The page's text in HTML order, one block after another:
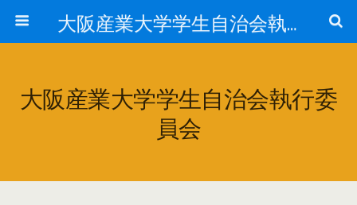
大阪産業大学学生自治会執行委員会
大阪産業大学学生自治会執行委
員会